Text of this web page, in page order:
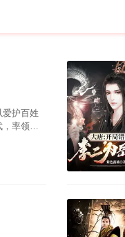
爱护百姓
率领部
等共谋